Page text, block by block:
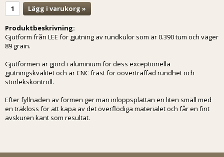
Lägg i varukorg »
Produktbeskrivning:
Gjutform från LEE för gjutning av rundkulor som är 0.390 tum och väger
89 grain.
Gjutformen är gjord i aluminium för dess exceptionella
gjutningskvalitet och är CNC fräst för oöverträffad rundhet och
storlekskontroll.
Efter fyllnaden av formen ger man inloppsplattan en liten smäll med
en träkloss för att kapa av det överflödiga materialet och får en fint
avskuren kant som resultat.